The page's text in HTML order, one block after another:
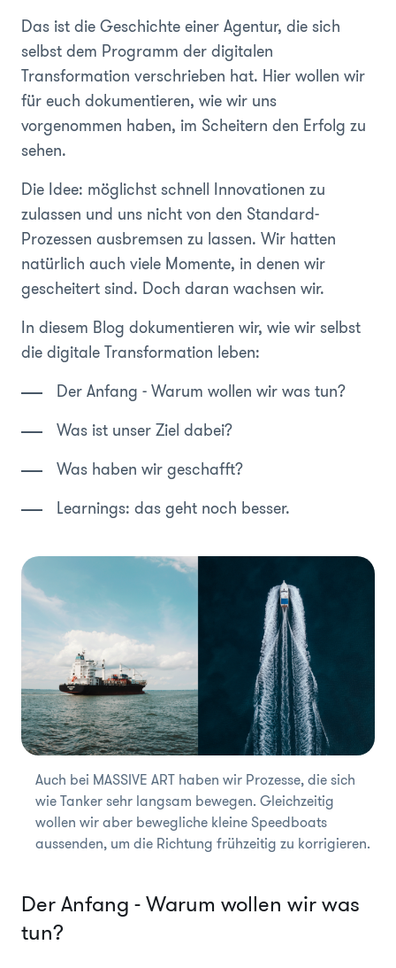
Das ist die Geschichte einer Agentur, die sich
selbst dem Programm der digitalen
Transformation verschrieben hat. Hier wollen wir
für euch dokumentieren, wie wir uns
vorgenommen haben, im Scheitern den Erfolg zu
sehen.
Die Idee: möglichst schnell Innovationen zu
zulassen und uns nicht von den Standard-
Prozessen ausbremsen zu lassen. Wir hatten
natürlich auch viele Momente, in denen wir
gescheitert sind. Doch daran wachsen wir.
In diesem Blog dokumentieren wir, wie wir selbst
die digitale Transformation leben:
Der Anfang - Warum wollen wir was tun?
Was ist unser Ziel dabei?
Was haben wir geschafft?
Learnings: das geht noch besser.
Auch bei MASSIVE ART haben wir Prozesse, die sich
wie Tanker sehr langsam bewegen. Gleichzeitig
wollen wir aber bewegliche kleine Speedboats
aussenden, um die Richtung frühzeitig zu korrigieren.
Der Anfang - Warum wollen wir was
tun?